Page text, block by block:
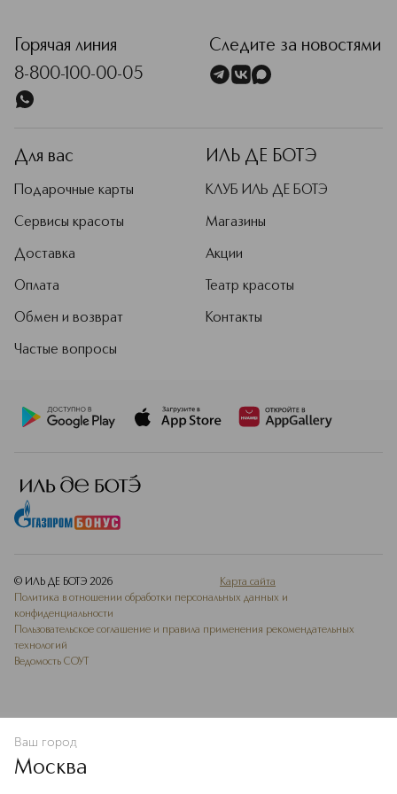
Горячая линия
8-800-100-00-05
Следите за новостями
Для вас
Подарочные карты
Сервисы красоты
Доставка
Оплата
Обмен и возврат
Частые вопросы
ИЛЬ ДЕ БОТЭ
КЛУБ ИЛЬ ДЕ БОТЭ
Магазины
Акции
Театр красоты
Контакты
© ИЛЬ ДЕ БОТЭ 2026
Карта сайта
Политика в отношении обработки персональных данных и
конфиденциальности
Пользовательское соглашение и правила применения рекомендательных
технологий
Ведомость СОУТ
Ваш город
Москва